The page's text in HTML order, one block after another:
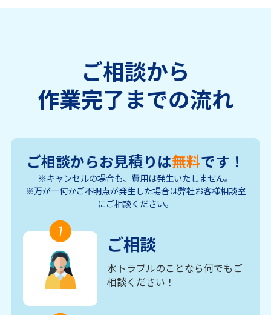
ご相談から
作業完了までの流れ
ご相談からお見積りは無料です！
※キャンセルの場合も、費用は発生いたしません。
※万が一何かご不明点が発生した場合は弊社お客様相談室
にご相談ください。
1
ご相談
水トラブルのことなら何でもご
相談ください！